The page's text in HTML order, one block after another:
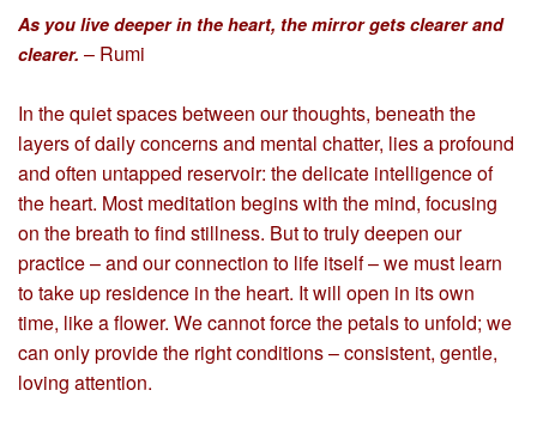
As you live deeper in the heart, the mirror gets clearer and
clearer. – Rumi
In the quiet spaces between our thoughts, beneath the
layers of daily concerns and mental chatter, lies a profound
and often untapped reservoir: the delicate intelligence of
the heart. Most meditation begins with the mind, focusing
on the breath to find stillness. But to truly deepen our
practice – and our connection to life itself – we must learn
to take up residence in the heart. It will open in its own
time, like a flower. We cannot force the petals to unfold; we
can only provide the right conditions – consistent, gentle,
loving attention.